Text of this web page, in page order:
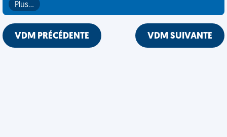
Plus…
VDM PRÉCÉDENTE VDM SUIVANTE